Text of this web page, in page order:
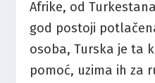
Afrike, od
god postoji
osoba, Turska je ta
pomoć, uzima ih za